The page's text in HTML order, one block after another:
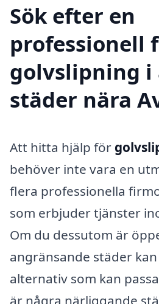
Sök efter en
professionell
golvslipning i
städer nära
Att hitta hjälp för
behöver inte vara en
flera professionella
som erbjuder tjänster
Om du dessutom är
angränsande städer
alternativ som kan
är några närliggande